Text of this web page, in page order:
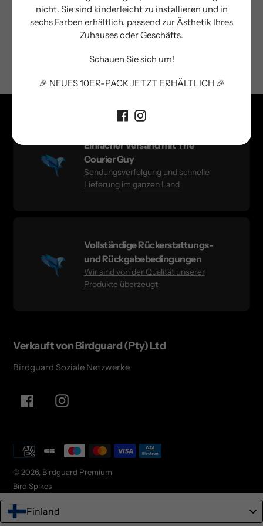
MAKRO BIRD SPIKE sabirdspikes stop birds
Einfacher Versand mit The
Courier Guy
Sendungsverfolgung und schnelle
Lieferung im ganzen Land
Vollständige Rückerstattungs-
und Rückgabebedingungen
Wir sind von der Qualität unserer
Produkte überzeugt
Verkauft von Birdguard (Pty) Ltd
Birdguard Soziale Netzwerke
FacebookInstagram
© 2026, Birdguard Premium
Bird Spikes
Zahlungsarten
Finland
nicht. Sie sind kinderleicht zu installieren und in
sechs Farben erhältlich, passend zur Ästhetik Ihres
Zuhauses oder Geschäfts.
Schauen Sie sich um!
🎉 NEUES 10ER-PACK JETZT ERHÄLTLICH 🎉